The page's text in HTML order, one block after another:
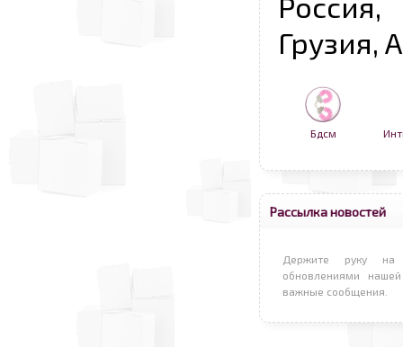
Грузия,
Бдсм
Рассылка новостей
Держите руку на
обновлениями
важные сообщения.